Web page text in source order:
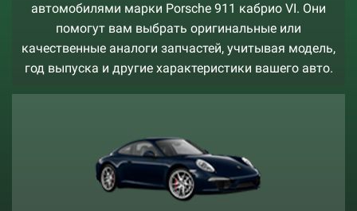
автомобилями марки Porsche 911 кабрио VI. Они
помогут вам выбрать оригинальные или
качественные аналоги запчастей, учитывая модель,
год выпуска и другие характеристики вашего авто.